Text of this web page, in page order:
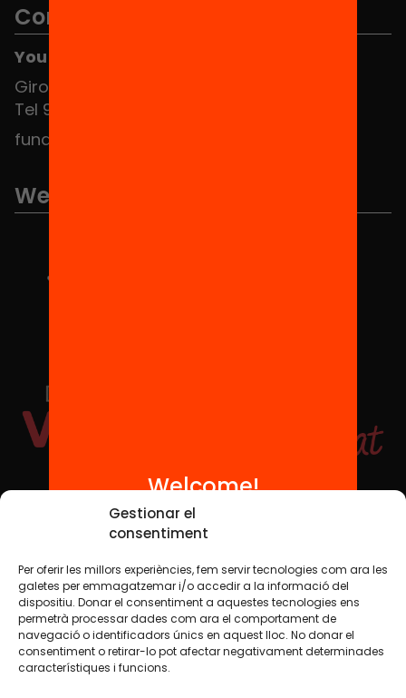
Gestionar el
consentiment
Per oferir les millors experiències, fem servir tecnologies com ara les
galetes per emmagatzemar i/o accedir a la informació del
dispositiu. Donar el consentiment a aquestes tecnologies ens
permetrà processar dades com ara el comportament de
navegació o identificadors únics en aquest lloc. No donar el
consentiment o retirar-lo pot afectar negativament determinades
característiques i funcions.
Contact
You can find us at the Social HUB
Girona 34, interior 08010 Barcelona
Tel 934 588 700
fundacio@equitat.org
We are part of...
Social Media
TW YTB IG FB IN
Legal NoticeCookie Policy
Welcome!